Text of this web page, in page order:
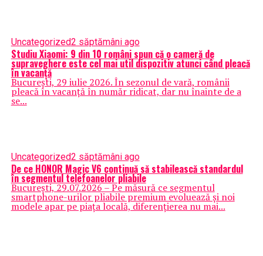
Uncategorized2 săptămâni ago
Studiu Xiaomi: 9 din 10 români spun că o cameră de
supraveghere este cel mai util dispozitiv atunci când pleacă
în vacanță
București, 29 iulie 2026. În sezonul de vară, românii
pleacă în vacanță în număr ridicat, dar nu înainte de a
se...
Uncategorized2 săptămâni ago
De ce HONOR Magic V6 continuă să stabilească standardul
în segmentul telefoanelor pliabile
București, 29.07.2026 – Pe măsură ce segmentul
smartphone-urilor pliabile premium evoluează și noi
modele apar pe piața locală, diferențierea nu mai...